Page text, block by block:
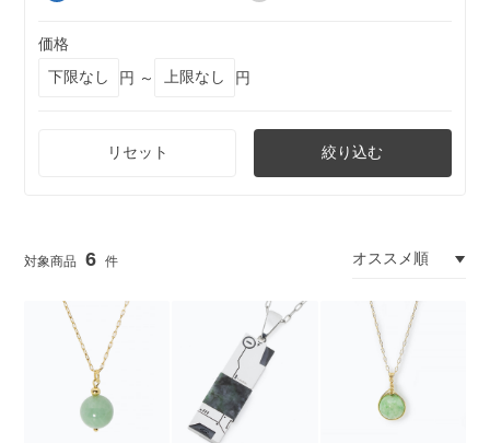
価格
円 ～
円
リセット 絞り込む
6